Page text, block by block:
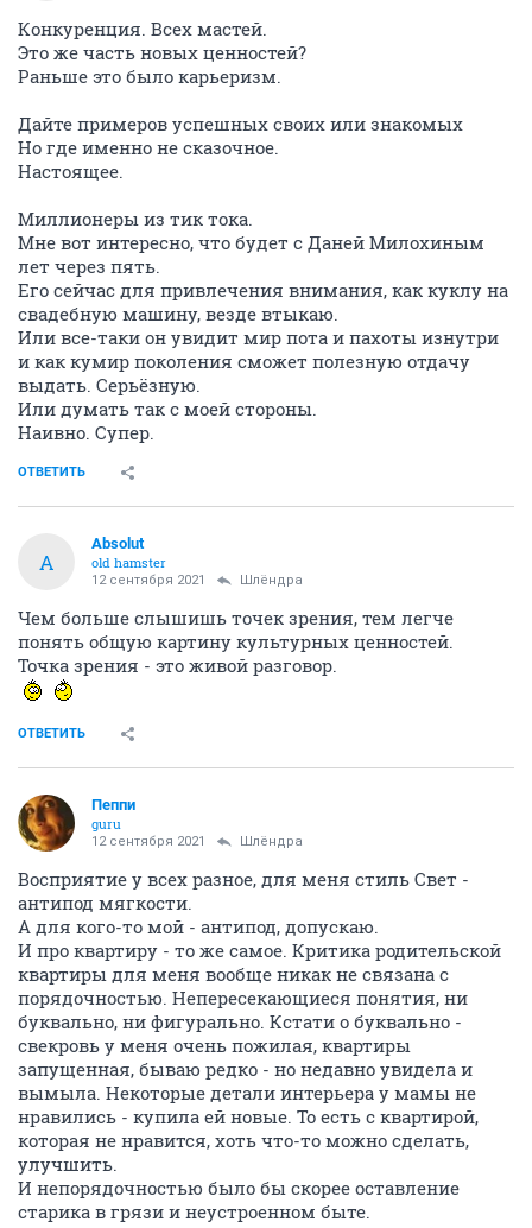
Конкуренция. Всех мастей.
Это же часть новых ценностей?
Раньше это было карьеризм.
Дайте примеров успешных своих или знакомых
Но где именно не сказочное.
Настоящее.
Миллионеры из тик тока.
Мне вот интересно, что будет с Даней Милохиным
лет через пять.
Его сейчас для привлечения внимания, как куклу на
свадебную машину, везде втыкаю.
Или все-таки он увидит мир пота и пахоты изнутри
и как кумир поколения сможет полезную отдачу
выдать. Серьёзную.
Или думать так с моей стороны.
Наивно. Супер.
ОТВЕТИТЬ
A
Absolut
old hamster
12 сентября 2021 Шлёндра
Чем больше слышишь точек зрения, тем легче
понять общую картину культурных ценностей.
Точка зрения - это живой разговор.
ОТВЕТИТЬ
Пeппи
guru
12 сентября 2021 Шлёндра
Восприятие у всех разное, для меня стиль Свет -
антипод мягкости.
А для кого-то мой - антипод, допускаю.
И про квартиру - то же самое. Критика родительской
квартиры для меня вообще никак не связана с
порядочностью. Непересекающиеся понятия, ни
буквально, ни фигурально. Кстати о буквально -
свекровь у меня очень пожилая, квартиры
запущенная, бываю редко - но недавно увидела и
вымыла. Некоторые детали интерьера у мамы не
нравились - купила ей новые. То есть с квартирой,
которая не нравится, хоть что-то можно сделать,
улучшить.
И непорядочностью было бы скорее оставление
старика в грязи и неустроенном быте.